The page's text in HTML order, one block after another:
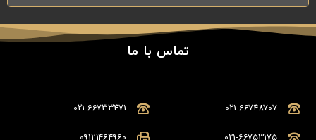
تماس با ما
021-66748707
021-66733471